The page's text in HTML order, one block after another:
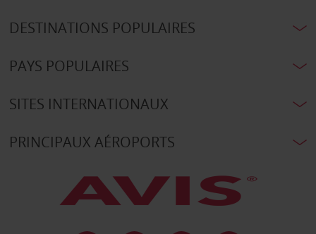
DESTINATIONS POPULAIRES
PAYS POPULAIRES
SITES INTERNATIONAUX
PRINCIPAUX AÉROPORTS